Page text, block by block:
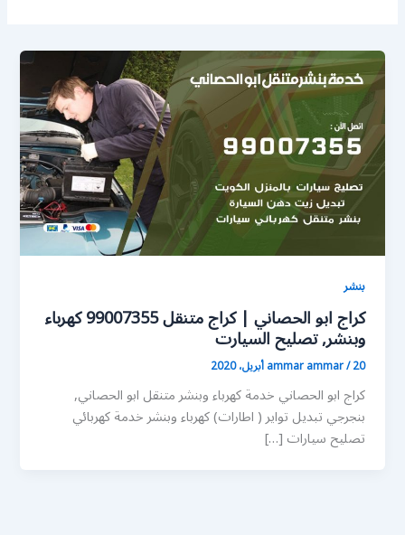
بنشر
كراج ابو الحصاني | كراج متنقل 99007355 كهرباء
وبنشر, تصليح السيارت
ammar ammar/20 أبريل، 2020
كراج ابو الحصاني خدمة كهرباء وبنشر متنقل ابو الحصاني,
بنجرجي تبديل تواير ( اطارات) كهرباء وبنشر خدمة كهربائي
تصليح سيارات […]